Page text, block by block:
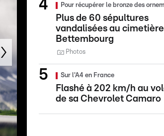
Pour récupérer le bronze des
Plus de 60 sépultures
vandalisées au
Bettembourg
Photos
Sur l'A4 en France
Flashé à 202 km/h au
de sa Chevrolet Camaro